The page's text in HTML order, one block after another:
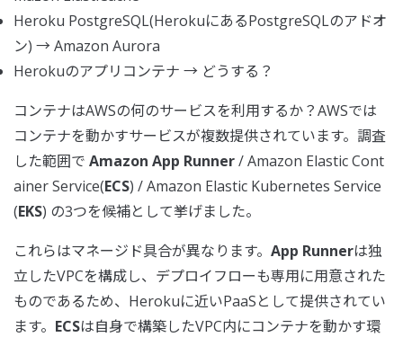
Heroku PostgreSQL(HerokuにあるPostgreSQLのアドオ
ン) → Amazon Aurora
Herokuのアプリコンテナ → どうする？
コンテナはAWSの何のサービスを利用するか？AWSでは
コンテナを動かすサービスが複数提供されています。調査
した範囲で Amazon App Runner/ Amazon Elastic Cont
ainer Service(ECS) / Amazon Elastic Kubernetes Service
(EKS) の3つを候補として挙げました。
これらはマネージド具合が異なります。 App Runnerは独
立したVPCを構成し、デプロイフローも専用に用意された
ものであるため、Herokuに近いPaaSとして提供されてい
ます。 ECSは自身で構築したVPC内にコンテナを動かす環